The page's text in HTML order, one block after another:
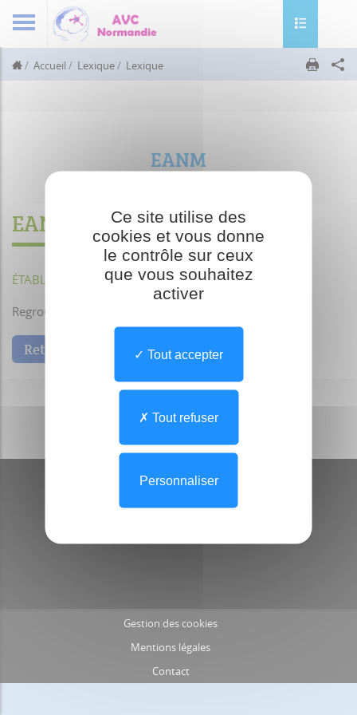
Toggle
Accueil Lexique Lexique
EANM
EANM
ÉTABLISSEMENT D'ACCUEIL NON MÉDICALISÉ
Regroupe les foyers d’hébergement et les foyers de vie
Retour
Gestion des cookies
Mentions légales
Contact
Ce site utilise des
cookies et vous donne
le contrôle sur ceux
que vous souhaitez
activer
Tout accepter
Tout refuser
Personnaliser